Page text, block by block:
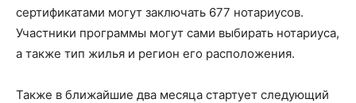
сертификатами могут заключать 677 нотариусов.
Участники программы могут сами выбирать нотариуса,
а также тип жилья и регион его расположения.
Также в ближайшие два месяца стартует следующий